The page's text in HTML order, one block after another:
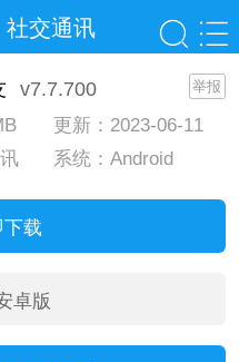
社交通讯
v7.7.700
更新：2023-06-11
系统：Android
举报
下载
卓版